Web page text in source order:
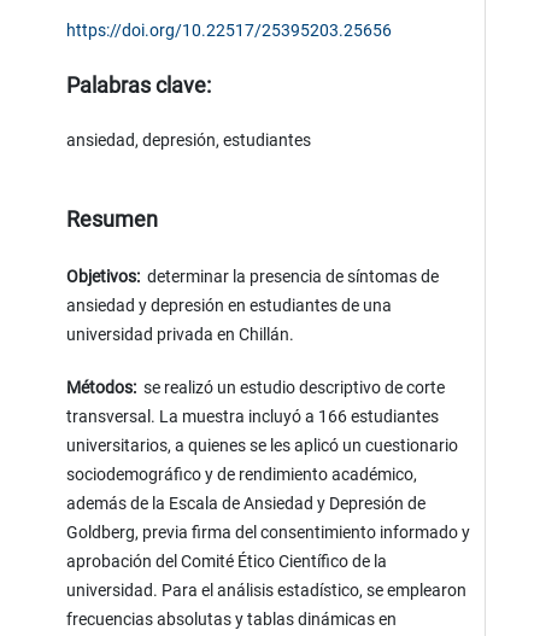
https://doi.org/10.22517/25395203.25656
Palabras clave:
ansiedad, depresión, estudiantes
Resumen
Objetivos: determinar la presencia de síntomas de
ansiedad y depresión en estudiantes de una
universidad privada en Chillán.
Métodos:se realizó un estudio descriptivo de corte
transversal. La muestra incluyó a 166 estudiantes
universitarios, a quienes se les aplicó un cuestionario
sociodemográfico y de rendimiento académico,
además de la Escala de Ansiedad y Depresión de
Goldberg, previa firma del consentimiento informado y
aprobación del Comité Ético Científico de la
universidad. Para el análisis estadístico, se emplearon
frecuencias absolutas y tablas dinámicas en